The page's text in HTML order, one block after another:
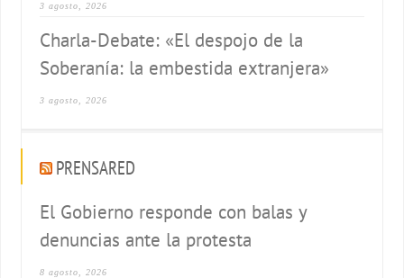
3 agosto, 2026
Charla-Debate: «El despojo de la
Soberanía: la embestida extranjera»
3 agosto, 2026
PRENSARED
El Gobierno responde con balas y
denuncias ante la protesta
8 agosto, 2026